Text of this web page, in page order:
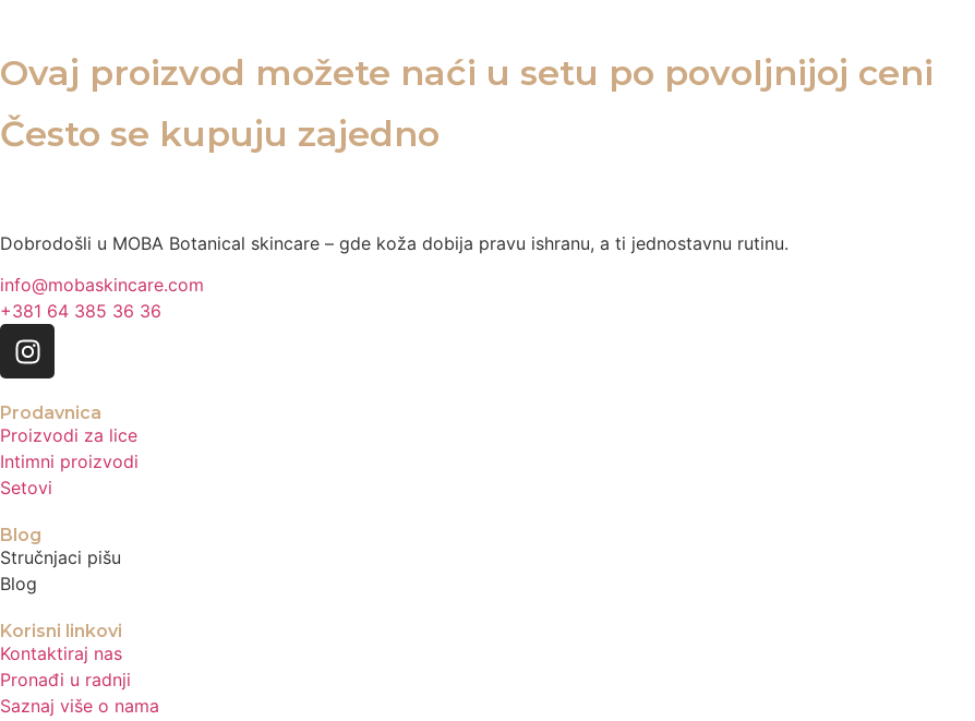
Ovaj proizvod možete naći u setu po povoljnijoj ceni
Često se kupuju zajedno
Dobrodošli u MOBA Botanical skincare – gde koža dobija pravu ishranu, a ti jednostavnu rutinu.
info@mobaskincare.com
+381 64 385 36 36
Prodavnica
Proizvodi za lice
Intimni proizvodi
Setovi
Blog
Stručnjaci pišu
Blog
Korisni linkovi
Kontaktiraj nas
Pronađi u radnji
Saznaj više o nama